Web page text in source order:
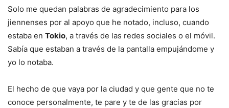
Solo me quedan palabras de agradecimiento para los
jiennenses por al apoyo que he notado, incluso, cuando
estaba en Tokio, a través de las redes sociales o el móvil.
Sabía que estaban a través de la pantalla empujándome y
yo lo notaba.
El hecho de que vaya por la ciudad y que gente que no te
conoce personalmente, te pare y te de las gracias por